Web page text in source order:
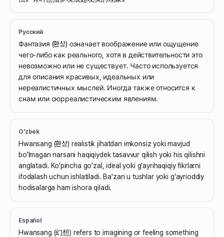
Русский
Фантазия (환상) означает воображение или ощущение
чего-либо как реального, хотя в действительности это
невозможно или не существует. Часто используется
для описания красивых, идеальных или
нереалистичных мыслей. Иногда также относится к
снам или сюрреалистическим явлениям.
O'zbek
Hwansang (환상) realistik jihatdan imkonsiz yoki mavjud
bo'lmagan narsani haqiqiydek tasavvur qilish yoki his qilishni
anglatadi. Ko'pincha go'zal, ideal yoki g'ayrihaqiqiy fikrlarni
ifodalash uchun ishlatiladi. Ba'zan u tushlar yoki g'ayrioddiy
hodisalarga ham ishora qiladi.
Español
Hwansang (幻想) refers to imagining or feeling something